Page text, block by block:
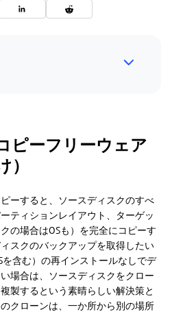
ピーフリーウェア
）
ーすると、ソースディスクのすべ
ティションレイアウト、ターゲッ
の場合はOSも）を完全にコピーす
スクのバックアップを取得したい
含む）の再インストールなしでデ
場合は、ソースディスクをクロー
製するという素晴らしい解決策と
クローンは、一か所から別の場所